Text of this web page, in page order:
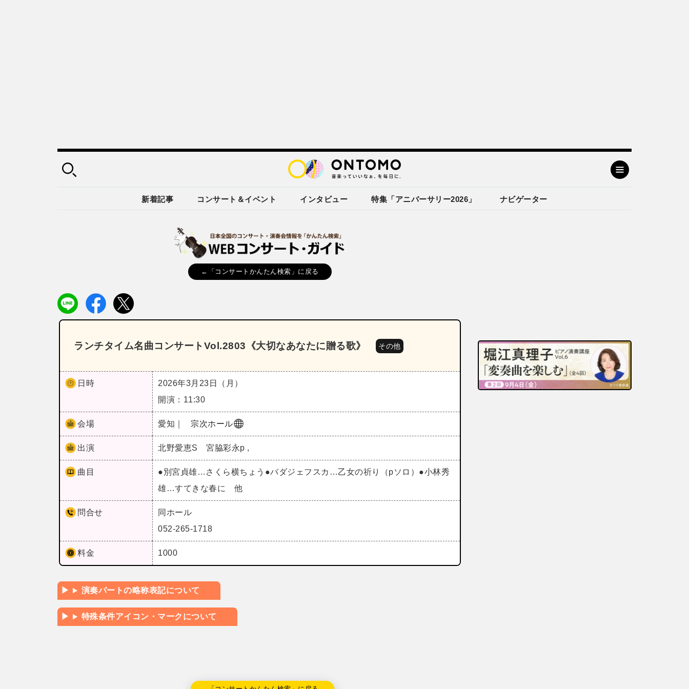
新着記事 コンサート＆イベント インタビュー 特集「アニバーサリー2026」 ナビゲーター
←「コンサートかんたん検索」に戻る
ランチタイム名曲コンサートVol.2803《大切なあなたに贈る歌》 その他
日時
2026年3月23日（月）
開演：11:30
会場 愛知｜ 宗次ホール
出演 北野愛恵S 宮脇彩永p ,
曲目
●別宮貞雄…さくら横ちょう●バダジェフスカ…乙女の祈り（pソロ）●小林秀
雄…すてきな春に 他
問合せ
同ホール
052-265-1718
料金 1000
演奏パートの略称表記について
特殊条件アイコン・マークについて